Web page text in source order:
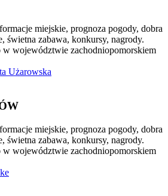
miejskie, prognoza pogody, dobra
świetna zabawa, konkursy, nagrody.
w województwie zachodniopomorskiem
Użarowska
miejskie, prognoza pogody, dobra
świetna zabawa, konkursy, nagrody.
w województwie zachodniopomorskiem